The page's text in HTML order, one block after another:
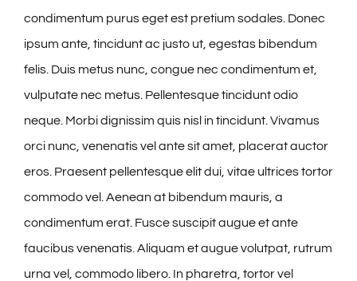
condimentum purus eget est pretium sodales. Donec
ipsum ante, tincidunt ac justo ut, egestas bibendum
felis. Duis metus nunc, congue nec condimentum et,
vulputate nec metus. Pellentesque tincidunt odio
neque. Morbi dignissim quis nisl in tincidunt. Vivamus
orci nunc, venenatis vel ante sit amet, placerat auctor
eros. Praesent pellentesque elit dui, vitae ultrices tortor
commodo vel. Aenean at bibendum mauris, a
condimentum erat. Fusce suscipit augue et ante
faucibus venenatis. Aliquam et augue volutpat, rutrum
urna vel, commodo libero. In pharetra, tortor vel